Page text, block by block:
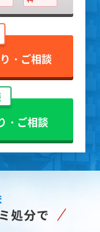
・ご相談
・ご相談
処分で